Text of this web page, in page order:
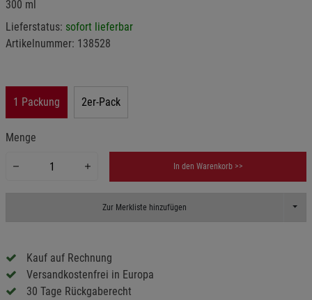
300 ml
Lieferstatus: sofort lieferbar
Artikelnummer: 138528
1 Packung 2er-Pack
Menge
In den Warenkorb >>
Zur Merkliste hinzufügen
Kauf auf Rechnung
Versandkostenfrei in Europa
30 Tage Rückgaberecht